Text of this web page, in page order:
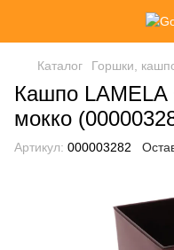
Каталог Горшки,
Кашпо LAMELA
мокко
Артикул: 000003282